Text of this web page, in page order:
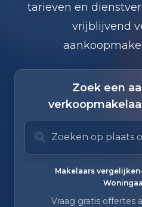
tarieven en
vrijblijvend
Zoek een
Zoek op plaats of
Typ om te zoeken.
Makelaars vergelijken•
Vraag gratis offertes